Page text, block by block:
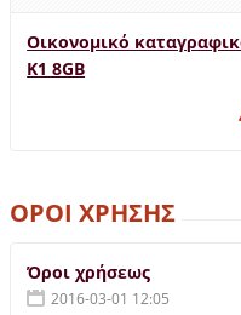
Οικονομικό
K1 8GB
ΟΡΟΙ ΧΡΗΣΗΣ
Όροι χρήσεως
2016-03-01 12:05